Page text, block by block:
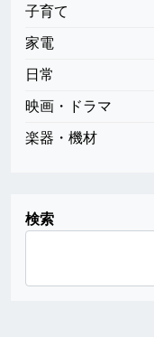
子育て
家電
日常
映画・ドラマ
楽器・機材
検索